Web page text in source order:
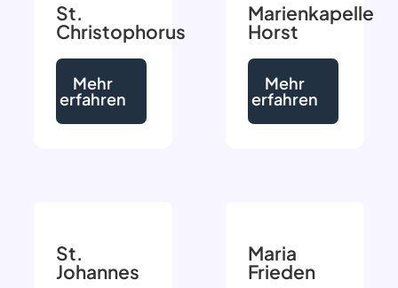
St.
Christophorus
Mehr
erfahren
Marienkapelle
Horst
Mehr
erfahren
St.
Johannes
Maria
Frieden